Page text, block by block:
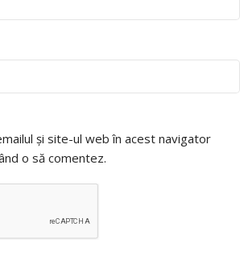
și site-ul web în acest navigator
o să comentez.